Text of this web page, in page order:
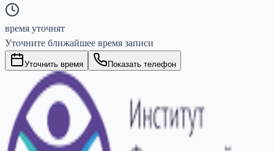
время уточнят
Уточните ближайшее время записи
Уточнить время Показать телефон